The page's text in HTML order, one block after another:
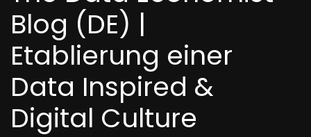
Blog (DE) |
Etablierung einer
Data Inspired &
Digital Culture